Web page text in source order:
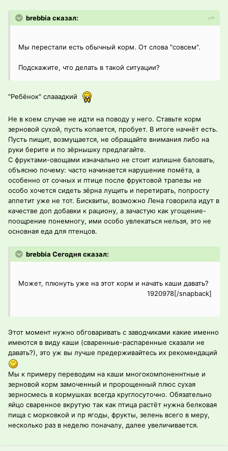
brebbia сказал:
Мы перестали есть обычный корм. От слова "совсем".
Подскажите, что делать в такой ситуации?
"Ребёнок" слааадкий
Не в коем случае не идти на поводу у него. Ставьте корм
зерновой сухой, пусть копается, пробует. В итоге начнёт есть.
Пусть пищит, возмущается, не обращайте внимания либо на
руки берите и по зёрнышку предлагайте.
С фруктами-овощами изначально не стоит излишне баловать,
объясню почему: часто начинается нарушение помёта, а
особенно от сочных и птице после фруктовой трапезы не
особо хочется сидеть зёрна лущить и перетирать, попросту
аппетит уже не тот. Бисквиты, возможно Лена говорила идут в
качестве доп добавки к рациону, а зачастую как угощение-
поощрение понемногу, ими особо увлекаться нельзя, это не
основная еда для птенцов.
brebbia Сегодня сказал:
Может, плюнуть уже на этот корм и начать каши давать?
1920978[/snapback]
Этот момент нужно обговаривать с заводчиками какие именно
имеются в виду каши (сваренные-распаренные сказали не
давать?), это уж вы лучше предерживайтесь их рекомендаций
Мы к примеру переводим на каши многокомпоненнтные и
зерновой корм замоченный и пророщенный плюс сухая
зерносмесь в кормушках всегда круглосуточно. Обязательно
яйцо сваренное вкрутую так как птица растёт нужна белковая
пища с морковкой и пр ягоды, фрукты, зелень всего в меру,
несколько раз в неделю поначалу, далее увеличивается.